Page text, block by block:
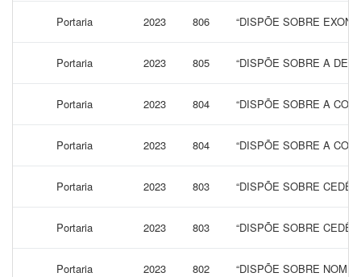
Portaria 2023 806 “DISPÕE SOBRE
Portaria 2023 805 “DISPÕE SOBRE A
Portaria 2023 804 “DISPÕE SOBRE A
Portaria 2023 804 “DISPÕE SOBRE A
Portaria 2023 803 “DISPÕE SOBRE
Portaria 2023 803 “DISPÕE SOBRE
Portaria 2023 802 “DISPÕE SOBRE